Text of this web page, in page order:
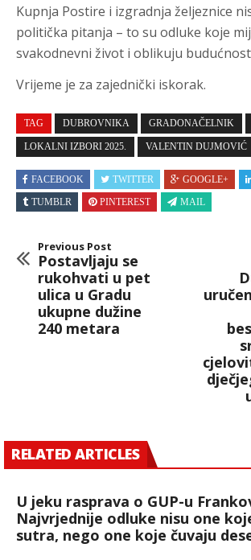
Kupnja Postire i izgradnja željeznice
politička pitanja – to su odluke koje
svakodnevni život i oblikuju
Vrijeme je za zajednički iskorak.
TAG DUBROVNIKA GRADONAČELNIK
LOKALNI IZBORI 2025. VALENTIN DUJMOVIĆ
FACEBOOK TWITTER GOOGLE+
TUMBLR
PINTEREST MAIL
Previous Post
Postavljaju se
rukohvati u pet
ulica u Gradu
ukupne dužine
240 metara
RELATED ARTICLES
U jeku rasprava o GUP-u
Najvrjednije odluke nisu one
sutra, nego one koje čuvaju